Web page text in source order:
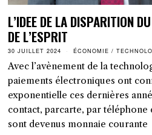
L’IDEE DE LA DISPARITION
DE L’ESPRIT
30 JUILLET 2024 ÉCONOMIE /
Avec l’avènement de la
paiements électroniques ont
exponentielle ces dernières
contact, parcarte, par téléphone
sont devenus monnaie courante